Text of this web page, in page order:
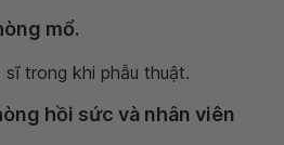
mổ.
trong khi phẫu thuật.
hồi sức và nhân viên